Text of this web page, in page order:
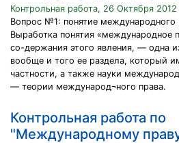
Контрольная работа, 26 Октября 2012
Вопрос №1: понятие международного
Выработка понятия «международное
со-держания этого явления, — одна
вообще и того ее раздела, который
частности, а также науки
— теории международ¬ного права.
Контрольная работа по
"Международному